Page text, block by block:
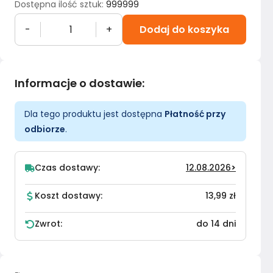
Dostępna ilość sztuk: 999999
- + Dodaj do koszyka
Informacje o dostawie:
Dla tego produktu jest dostępna Płatność przy
odbiorze.
Czas dostawy: 12.08.2026>
Koszt dostawy: 13,99 zł
Zwrot: do 14 dni